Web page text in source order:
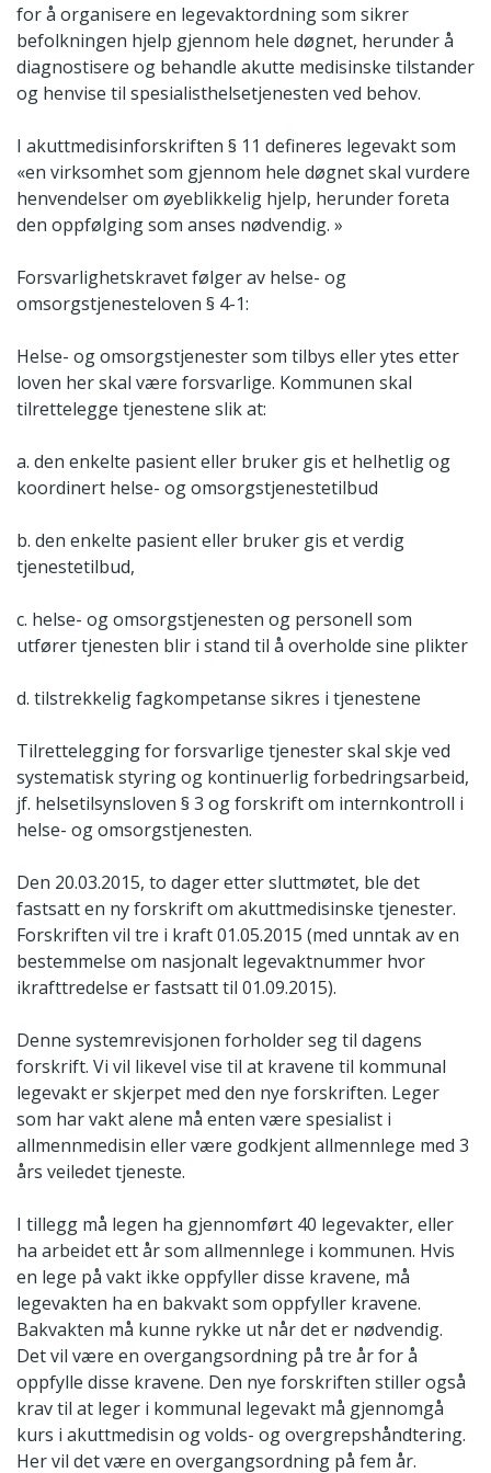
for å organisere en legevaktordning som sikrer
befolkningen hjelp gjennom hele døgnet, herunder å
diagnostisere og behandle akutte medisinske tilstander
og henvise til spesialisthelsetjenesten ved behov.
I akuttmedisinforskriften § 11 defineres legevakt som
«en virksomhet som gjennom hele døgnet skal vurdere
henvendelser om øyeblikkelig hjelp, herunder foreta
den oppfølging som anses nødvendig. »
Forsvarlighetskravet følger av helse- og
omsorgstjenesteloven § 4-1:
Helse- og omsorgstjenester som tilbys eller ytes etter
loven her skal være forsvarlige. Kommunen skal
tilrettelegge tjenestene slik at:
a. den enkelte pasient eller bruker gis et helhetlig og
koordinert helse- og omsorgstjenestetilbud
b. den enkelte pasient eller bruker gis et verdig
tjenestetilbud,
c. helse- og omsorgstjenesten og personell som
utfører tjenesten blir i stand til å overholde sine plikter
d. tilstrekkelig fagkompetanse sikres i tjenestene
Tilrettelegging for forsvarlige tjenester skal skje ved
systematisk styring og kontinuerlig forbedringsarbeid,
jf. helsetilsynsloven § 3 og forskrift om internkontroll i
helse- og omsorgstjenesten.
Den 20.03.2015, to dager etter sluttmøtet, ble det
fastsatt en ny forskrift om akuttmedisinske tjenester.
Forskriften vil tre i kraft 01.05.2015 (med unntak av en
bestemmelse om nasjonalt legevaktnummer hvor
ikrafttredelse er fastsatt til 01.09.2015).
Denne systemrevisjonen forholder seg til dagens
forskrift. Vi vil likevel vise til at kravene til kommunal
legevakt er skjerpet med den nye forskriften. Leger
som har vakt alene må enten være spesialist i
allmennmedisin eller være godkjent allmennlege med 3
års veiledet tjeneste.
I tillegg må legen ha gjennomført 40 legevakter, eller
ha arbeidet ett år som allmennlege i kommunen. Hvis
en lege på vakt ikke oppfyller disse kravene, må
legevakten ha en bakvakt som oppfyller kravene.
Bakvakten må kunne rykke ut når det er nødvendig.
Det vil være en overgangsordning på tre år for å
oppfylle disse kravene. Den nye forskriften stiller også
krav til at leger i kommunal legevakt må gjennomgå
kurs i akuttmedisin og volds- og overgrepshåndtering.
Her vil det være en overgangsordning på fem år.